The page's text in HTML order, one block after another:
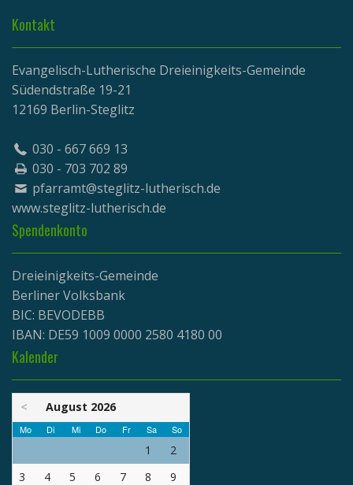
Kontakt
Evangelisch-Lutherische Dreieinigkeits-Gemeinde
Südendstraße 19-21
12169 Berlin-Steglitz
030 - 667 669 13
030 - 703 702 89
pfarramt@steglitz-lutherisch.de
www.steglitz-lutherisch.de
Spendenkonto
Dreieinigkeits-Gemeinde
Berliner Volksbank
BIC: BEVODEBB
IBAN: DE59 1009 0000 2580 4180 00
Kalender
< August 2026
Mo Di Mi Do Fr Sa So
1
2
3
4 5 6 7 8
9